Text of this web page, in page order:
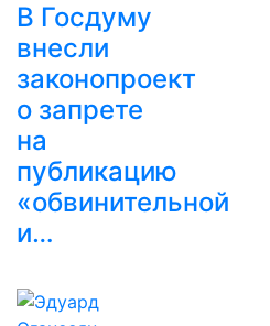
В Госдуму
внесли
законопроект
о запрете
на
публикацию
«обвинительной
и…